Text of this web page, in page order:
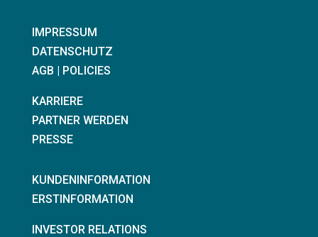
IMPRESSUM
DATENSCHUTZ
AGB | POLICIES
KARRIERE
PARTNER WERDEN
PRESSE
KUNDENINFORMATION
ERSTINFORMATION
INVESTOR RELATIONS